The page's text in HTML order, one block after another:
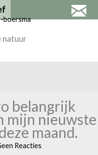
natuur
belangrijk
mijn nieuwste
maand.
Reacties